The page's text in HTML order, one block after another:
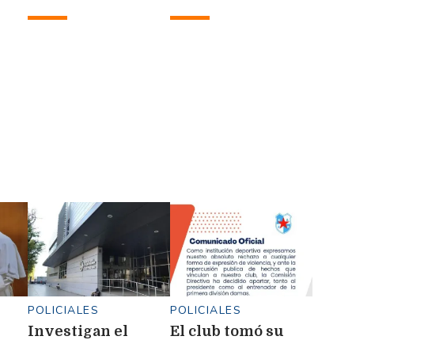
Selección
refuerzos
POLICIALES
Investigan el
POLICIALES
El club tomó su